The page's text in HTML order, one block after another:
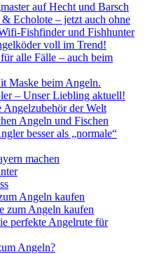
auf Hecht und Barsch
Echolote – jetzt auch ohne
Fishfinder und Fishhunter
voll im Trend!
alle Fälle – auch beim
Maske beim Angeln.
– Unser Liebling aktuell!
Angelzubehör der Welt
Angeln und Fischen
besser als „normale“
machen
Angeln kaufen
zum Angeln kaufen
perfekte Angelrute für
Angeln?